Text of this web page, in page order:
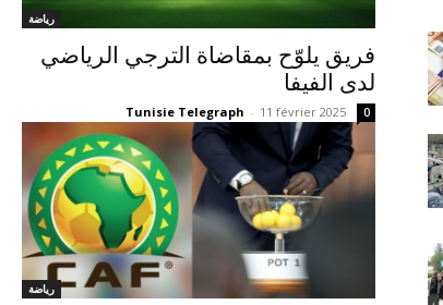
رياضة
فريق يلوّح بمقاضاة الترجي الرياضي
لدى الفيفا
Tunisie Telegraph - 11 février 2025 0
رياضة